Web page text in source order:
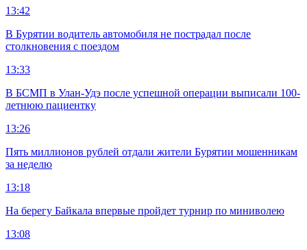
13:42
В Бурятии водитель автомобиля не пострадал после
столкновения с поездом
13:33
В БСМП в Улан-Удэ после успешной операции выписали 100-
летнюю пациентку
13:26
Пять миллионов рублей отдали жители Бурятии мошенникам
за неделю
13:18
На берегу Байкала впервые пройдет турнир по миниволею
13:08